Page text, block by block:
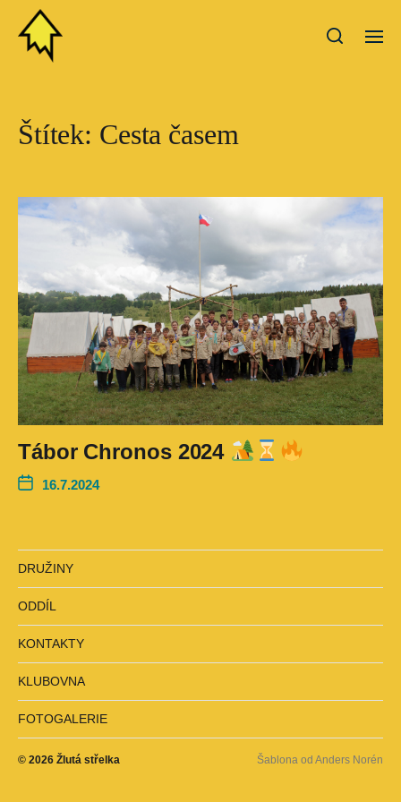
Štítek: Cesta časem
Tábor Chronos 2024
16.7.2024
DRUŽINY
ODDÍL
KONTAKTY
KLUBOVNA
FOTOGALERIE
© 2026 Žlutá střelka Šablona od Anders Norén